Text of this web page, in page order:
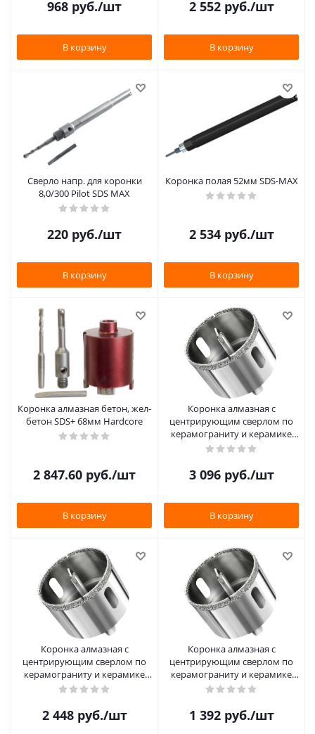
968 руб./шт
В корзину
2 552руб./шт
В корзину
Сверло напр. для коронки
8,0/300 Pilot SDS MAX
220 руб./шт
В корзину
Коронка полая 52мм SDS-MAX
2 534руб./шт
В корзину
Коронка алмазная бетон, жел-
бетон SDS+ 68мм Hardcore
2 847.60 руб./шт
В корзину
Коронка алмазная с
центрирующим сверлом по
керамограниту и керамике
120мм "Rennbohr"
3 096руб./шт
В корзину
Коронка алмазная с
центрирующим сверлом по
керамограниту и керамике
110мм "Rennbohr"
2 448руб./шт
Коронка алмазная с
центрирующим сверлом по
керамограниту и керамике
60мм "Rennbohr"
1 392руб./шт